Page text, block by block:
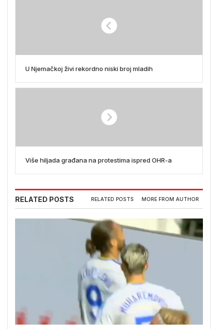
U Njemačkoj živi rekordno niski broj mladih
Više hiljada građana na protestima ispred OHR-a
RELATED POSTS RELATED POSTS MORE FROM AUTHOR